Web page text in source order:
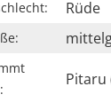
Rüde
Pitaru